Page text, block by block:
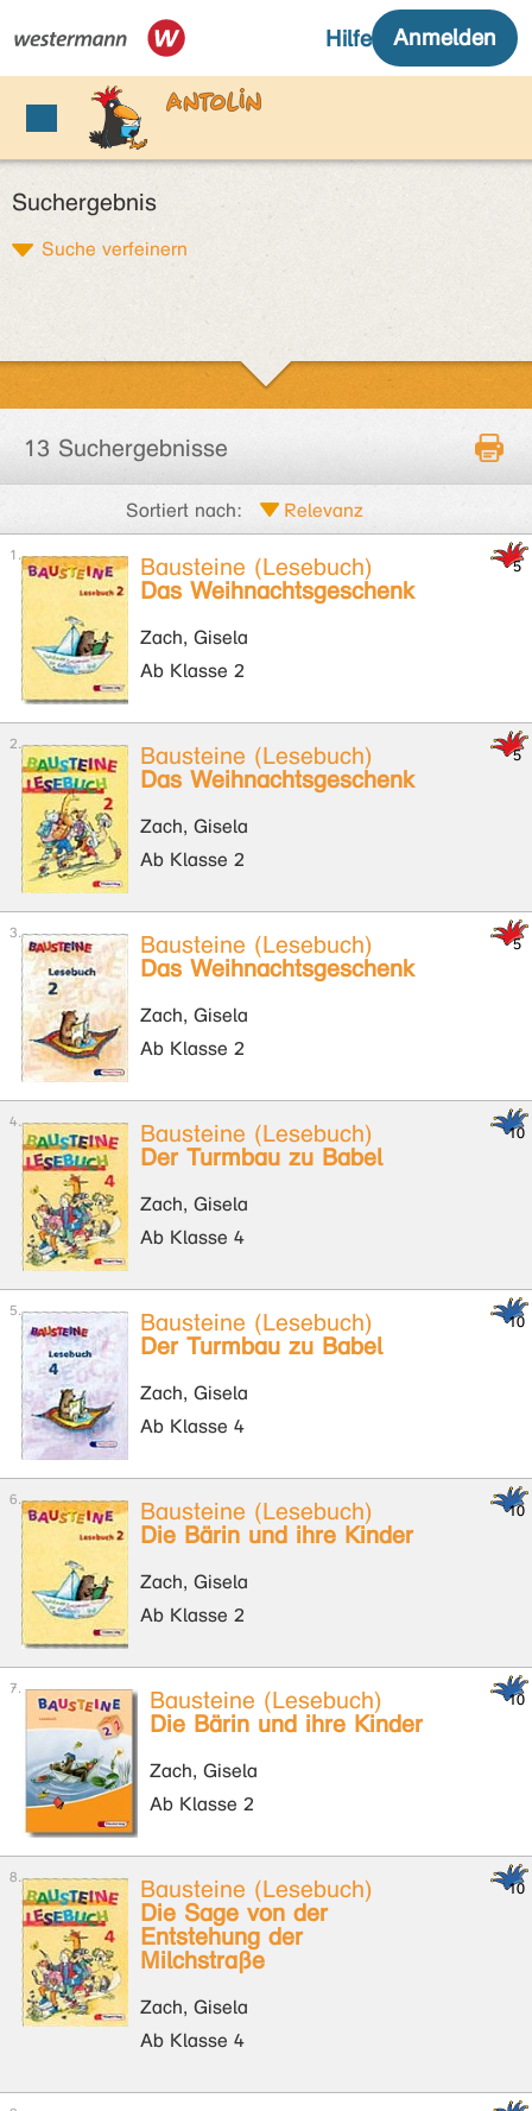
Suchergebnis
Suche verfeinern
13 Suchergebnisse
Sortiert nach:
Bausteine (Lesebuch)
Das Weihnachtsgeschenk
Zach, Gisela
Ab Klasse 2
Bausteine (Lesebuch)
Das Weihnachtsgeschenk
Zach, Gisela
Ab Klasse 2
Bausteine (Lesebuch)
Das Weihnachtsgeschenk
Zach, Gisela
Ab Klasse 2
Bausteine (Lesebuch)
Der Turmbau zu Babel
Zach, Gisela
Ab Klasse 4
Bausteine (Lesebuch)
Der Turmbau zu Babel
Zach, Gisela
Ab Klasse 4
Bausteine (Lesebuch)
Die Bärin und ihre Kinder
Zach, Gisela
Ab Klasse 2
Bausteine (Lesebuch)
Die Bärin und ihre Kinder
Zach, Gisela
Ab Klasse 2
Bausteine (Lesebuch)
Die Sage von der
Entstehung der
Milchstraße
Zach, Gisela
Ab Klasse 4